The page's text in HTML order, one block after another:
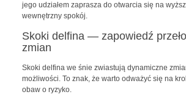
jego udziałem zaprasza do otwarcia się na
wewnętrzny spokój.
Skoki delfina — zapowiedź
zmian
Skoki delfina we śnie zwiastują dynamiczne
możliwości. To znak, że warto odważyć się na
obaw o ryzyko.